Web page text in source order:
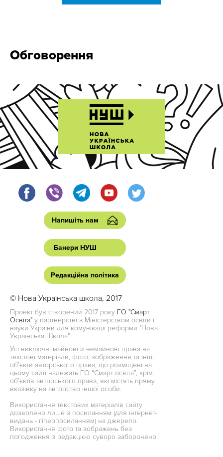
Обговорення
Напишіть нам
Банери НУШ
Редакційна політика
© Нова Українська школа, 2017
Проект був створений 2017 року ГО "Смарт
Освіта" у партнерстві з Міністерством освіти і
науки України для комунікації реформи "Нова
Українська Школа"
Усі виключні майнові й немайнові права на
текстові матеріали, фото, зображення та інші
об’єкти авторського права, що розміщені на
цьому сайті належать ГО “Смарт освіта”, крім
об’єктів авторського права, які містять пряму
вказівку на авторство іншої особи.
Використання текстових матеріалів сайту
дозволено лише з посиланням (для інтернет-
видань - гіперпосиланням) на джерело.
Використання фото та зображень без
погодження з редакцією суворо заборонено.